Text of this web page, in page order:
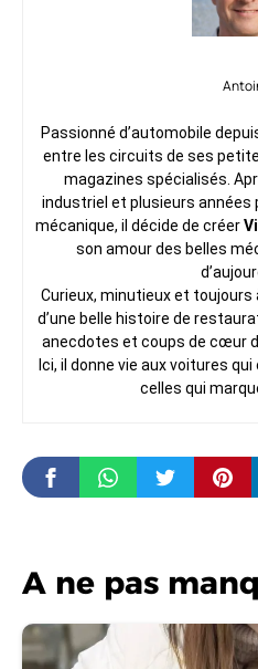
Passionné d’automobile
entre les circuits de ses
magazines spécialisés.
industriel et plusieurs années
mécanique, il décide de créer
son amour des belles
Curieux, minutieux et toujours
d’une belle histoire de
anecdotes et coups de cœur
Ici, il donne vie aux voitures
celles qui
A ne pas